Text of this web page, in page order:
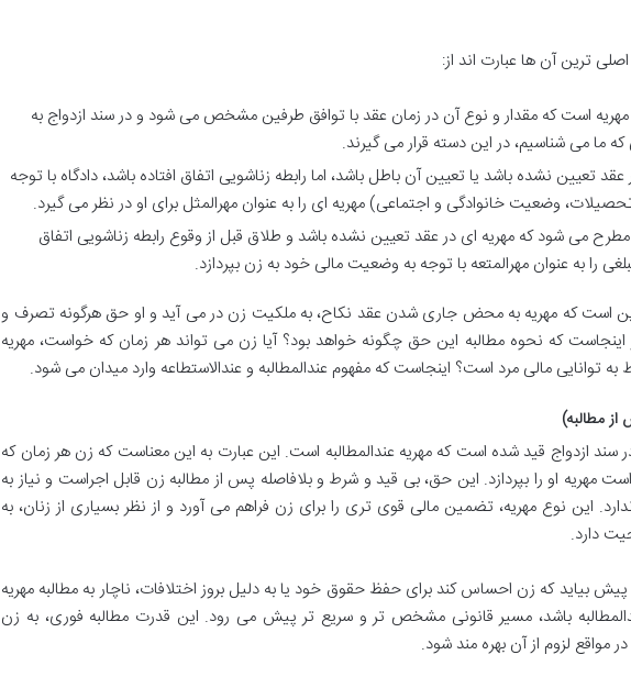
ترین آن ها عبارت اند از:
مهریه است که مقدار و نوع آن در زمان عقد با توافق طرفین مشخص می شود و در سند ازدواج به
ما می شناسیم، در این دسته قرار می گیرند.
تعیین نشده باشد یا تعیین آن باطل باشد، اما رابطه زناشویی اتفاق افتاده باشد، دادگاه با توجه
وضعیت خانوادگی و اجتماعی) مهریه ای را به عنوان مهرالمثل برای او در نظر می گیرد.
مطرح می شود که مهریه ای در عقد تعیین نشده باشد و طلاق قبل از وقوع رابطه زناشویی اتفاق
را به عنوان مهرالمتعه با توجه به وضعیت مالی خود به زن بپردازد.
است که مهریه به محض جاری شدن عقد نکاح، به ملکیت زن در می آید و او حق هرگونه تصرف و
اینجاست که نحوه مطالبه این حق چگونه خواهد بود؟ آیا زن می تواند هر زمان که خواست، مهریه
به توانایی مالی مرد است؟ اینجاست که مفهوم عندالمطالبه و عندالاستطاعه وارد میدان می شود.
از مطالبه)
ازدواج قید شده است که مهریه عندالمطالبه است. این عبارت به این معناست که زن هر زمان که
مهریه او را بپردازد. این حق، بی قید و شرط و بلافاصله پس از مطالبه زن قابل اجراست و نیاز به
این نوع مهریه، تضمین مالی قوی تری را برای زن فراهم می آورد و از نظر بسیاری از زنان، به
دارد.
بیاید که زن احساس کند برای حفظ حقوق خود یا به دلیل بروز اختلافات، ناچار به مطالبه مهریه
باشد، مسیر قانونی مشخص تر و سریع تر پیش می رود. این قدرت مطالبه فوری، به زن
لزوم از آن بهره مند شود.